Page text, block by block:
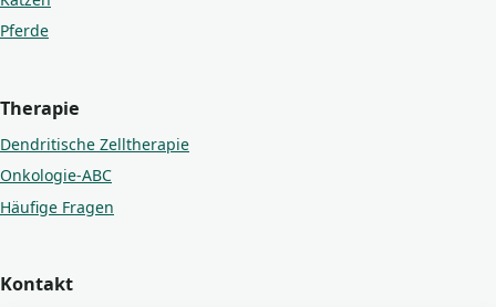
Pferde
Therapie
Dendritische Zelltherapie
Onkologie-ABC
Häufige Fragen
Kontakt